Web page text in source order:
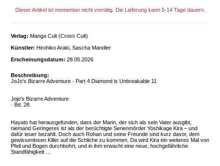
Dieser Artikel ist momentan nicht vorrätig. Die Lieferung kann 5-14 Tage dauern.
Verlag: Manga Cult (Cross Cult)
Künstler: Hirohiko Araki, Sascha Mandler
Erscheinungsdatum: 28.05.2026
Beschreibung:
JoJo's Bizarre Adventure - Part 4 Diamond is Unbreakable 11
Jojo's Bizarre Adventure
· Bd. 28
Hayato hat herausgefunden, dass der Mann, der sich als sein Vater ausgibt,
niemand Geringeres ist als der berüchtigte Serienmörder Yoshikage Kira – und
dafür teuer bezahlt. Doch auch Rohan und seine Freunde sind kurz davor, dem
gewissenlosen Killer auf die Schliche zu kommen. Da wird Kira ein weiteres Mal von
Pfeil und Bogen durchbohrt, und in ihm erwacht eine neue, hochgefährliche
Standfähigkeit …